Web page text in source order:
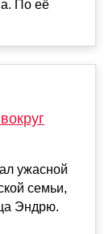
По её
ужасной
семьи,
Эндрю.